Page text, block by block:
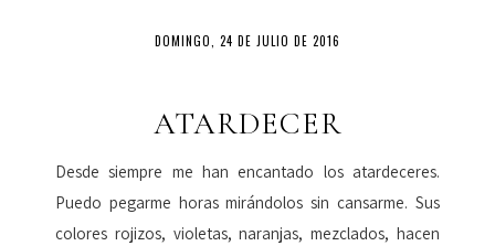
DOMINGO, 24 DE JULIO DE 2016
ATARDECER
Desde siempre me han encantado los atardeceres.
Puedo pegarme horas mirándolos sin cansarme. Sus
colores rojizos, violetas, naranjas, mezclados, hacen